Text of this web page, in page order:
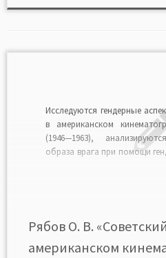
Исследуются гендерные
в американском
(1946—1963),
образа врага при помощи
часть дискурса
направленного на
Рябов О. В.
американском